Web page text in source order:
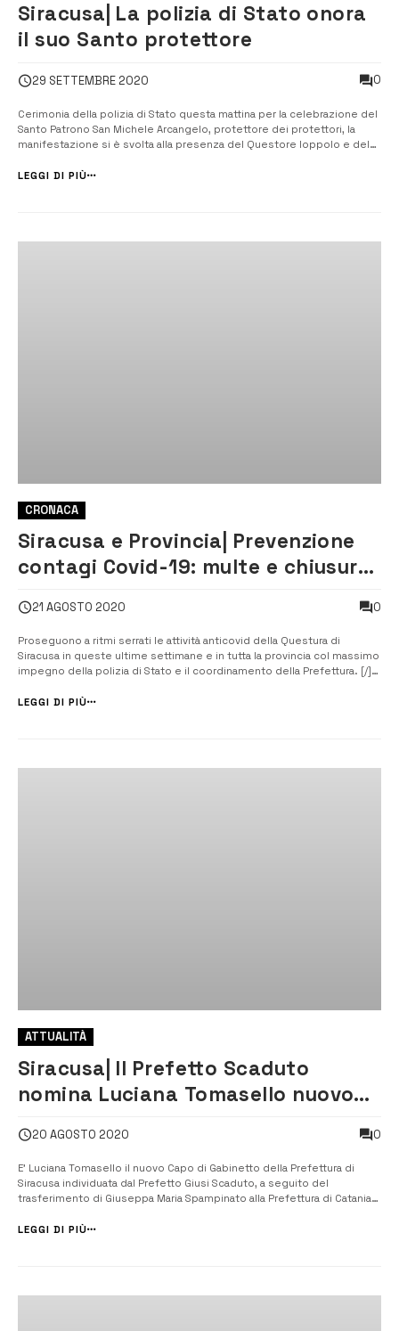
Siracusa| La polizia di Stato onora
il suo Santo protettore
29 SETTEMBRE 2020 0
Cerimonia della polizia di Stato questa mattina per la celebrazione del
Santo Patrono San Michele Arcangelo, protettore dei protettori, la
manifestazione si è svolta alla presenza del Questore Ioppolo e del
di San Michele Arcangelo, Patrono della polizia di Stato, il Cappel...
LEGGI DI PIÙ
CRONACA
Siracusa e Provincia| Prevenzione
contagi Covid-19: multe e chiusure
commerciali
21 AGOSTO 2020 0
Proseguono a ritmi serrati le attività anticovid della Questura di
Siracusa in queste ultime settimane e in tutta la provincia col massimo
impegno della polizia di Stato e il coordinamento della Prefettura. [/]
questore Giusi Scaduto ha emanato un provvedimento di chiusura...
LEGGI DI PIÙ
ATTUALITÀ
Siracusa| Il Prefetto Scaduto
nomina Luciana Tomasello nuovo
aretusea
20 AGOSTO 2020 0
E’ Luciana Tomasello il nuovo Capo di Gabinetto della Prefettura di
Siracusa individuata dal Prefetto Giusi Scaduto, a seguito del
trasferimento di Giuseppa Maria Spampinato alla Prefettura di Catania.
Studiorum di Bologna, titolare del diploma di scuola di
LEGGI DI PIÙ